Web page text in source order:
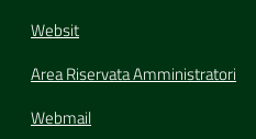
Websit
Area Riservata Amministratori
Webmail